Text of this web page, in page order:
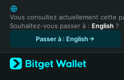
English
日本語
Tiếng Việt
Español (Latinoamérica)
Türkçe
Vous consultez actuellement cette
Souhaitez-vous passer à : English ?
Passer à : English